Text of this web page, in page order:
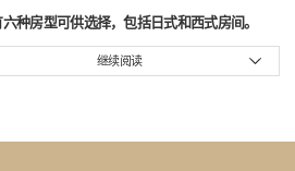
种房型可供选择，包括日式和西式房间。
继续阅读